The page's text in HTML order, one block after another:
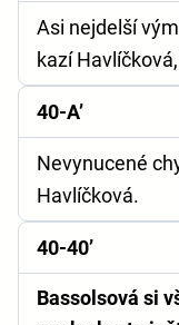
Asi nejdelší
kazí
40-A’
Nevynucené
Havlíčková.
40-40’
Bassolsová si